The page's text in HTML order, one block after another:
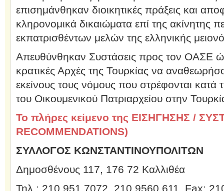
επισημάνθηκαν διοικητικές πράξεις και
κληρονομικά δικαιώματα επί της ακίνητης
εκπατρισθέντων μελών της ελληνικής
Απευθύνθηκαν Συστάσεις προς τον ΟΑΣΕ
κρατικές Αρχές της Τουρκίας να
εκείνους τους νόμους που στρέφονται κατά
του Οικουμενικού Πατριαρχείου στην
Το πλήρες κείμενο της ΕΙΣΗΓΗΣΗΣ /
RECOMMENDATIONS)
ΣΥΛΛΟΓΟΣ ΚΩΝΣΤΑΝΤΙΝΟΥΠΟΛΙΤΩΝ
Δημοσθένους 117, 176 72 Καλλιθέα
Τηλ.: 210 951 7072, 210 9560 611, Fax: